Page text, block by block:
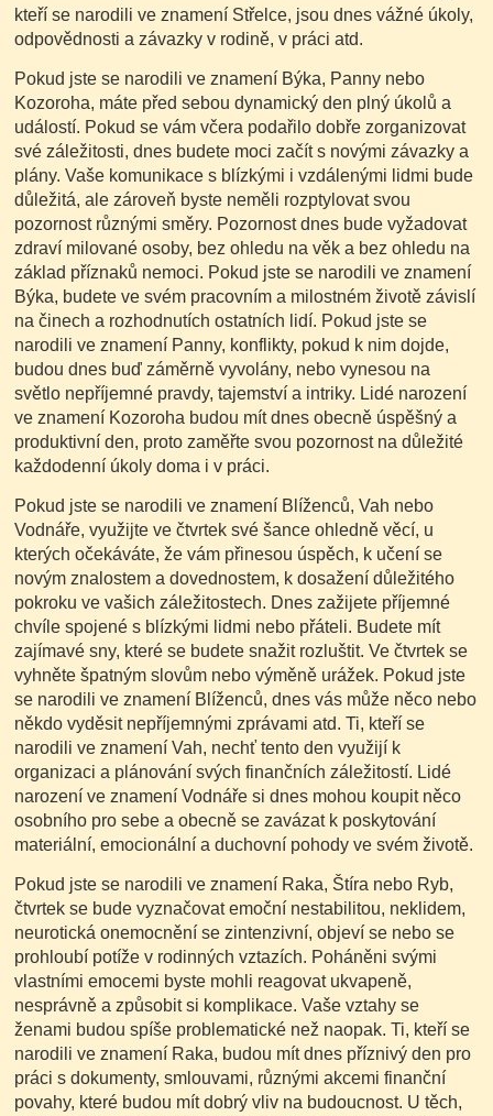
kteří se narodili ve znamení Střelce, jsou dnes vážné úkoly,
odpovědnosti a závazky v rodině, v práci atd.
Pokud jste se narodili ve znamení Býka, Panny nebo
Kozoroha, máte před sebou dynamický den plný úkolů a
událostí. Pokud se vám včera podařilo dobře zorganizovat
své záležitosti, dnes budete moci začít s novými závazky a
plány. Vaše komunikace s blízkými i vzdálenými lidmi bude
důležitá, ale zároveň byste neměli rozptylovat svou
pozornost různými směry. Pozornost dnes bude vyžadovat
zdraví milované osoby, bez ohledu na věk a bez ohledu na
základ příznaků nemoci. Pokud jste se narodili ve znamení
Býka, budete ve svém pracovním a milostném životě závislí
na činech a rozhodnutích ostatních lidí. Pokud jste se
narodili ve znamení Panny, konflikty, pokud k nim dojde,
budou dnes buď záměrně vyvolány, nebo vynesou na
světlo nepříjemné pravdy, tajemství a intriky. Lidé narození
ve znamení Kozoroha budou mít dnes obecně úspěšný a
produktivní den, proto zaměřte svou pozornost na důležité
každodenní úkoly doma i v práci.
Pokud jste se narodili ve znamení Blíženců, Vah nebo
Vodnáře, využijte ve čtvrtek své šance ohledně věcí, u
kterých očekáváte, že vám přinesou úspěch, k učení se
novým znalostem a dovednostem, k dosažení důležitého
pokroku ve vašich záležitostech. Dnes zažijete příjemné
chvíle spojené s blízkými lidmi nebo přáteli. Budete mít
zajímavé sny, které se budete snažit rozluštit. Ve čtvrtek se
vyhněte špatným slovům nebo výměně urážek. Pokud jste
se narodili ve znamení Blíženců, dnes vás může něco nebo
někdo vyděsit nepříjemnými zprávami atd. Ti, kteří se
narodili ve znamení Vah, nechť tento den využijí k
organizaci a plánování svých finančních záležitostí. Lidé
narození ve znamení Vodnáře si dnes mohou koupit něco
osobního pro sebe a obecně se zavázat k poskytování
materiální, emocionální a duchovní pohody ve svém životě.
Pokud jste se narodili ve znamení Raka, Štíra nebo Ryb,
čtvrtek se bude vyznačovat emoční nestabilitou, neklidem,
neurotická onemocnění se zintenzivní, objeví se nebo se
prohloubí potíže v rodinných vztazích. Poháněni svými
vlastními emocemi byste mohli reagovat ukvapeně,
nesprávně a způsobit si komplikace. Vaše vztahy se
ženami budou spíše problematické než naopak. Ti, kteří se
narodili ve znamení Raka, budou mít dnes příznivý den pro
práci s dokumenty, smlouvami, různými akcemi finanční
povahy, které budou mít dobrý vliv na budoucnost. U těch,